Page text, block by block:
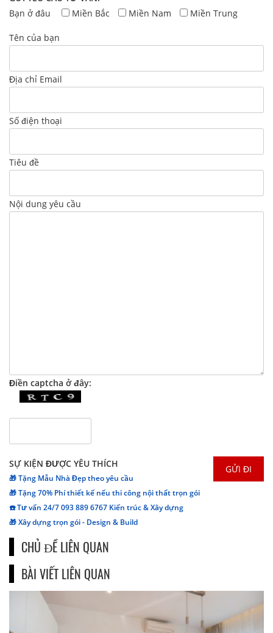
Bạn ở đâu
Miền Bắc Miền Nam Miền Trung
Tên của bạn
Địa chỉ Email
Số điện thoại
Tiêu đề
Nội dung yêu cầu
Điền captcha ở đây:
SỰ KIỆN ĐƯỢC YÊU THÍCH
🎁 Tặng Mẫu Nhà Đẹp theo yêu cầu
🎁 Tặng 70% Phí thiết kế nếu thi công nội thất trọn gói
☎️ Tư vấn 24/7 093 889 6767 Kiến trúc & Xây dựng
🎁 Xây dựng trọn gói - Design & Build
CHỦ ĐỀ LIÊN QUAN
BÀI VIẾT LIÊN QUAN